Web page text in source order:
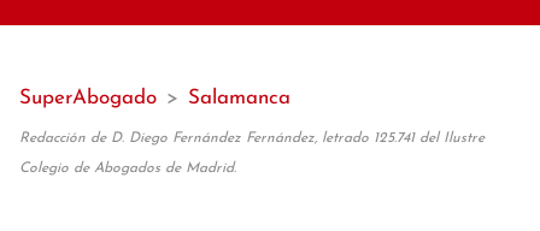
SuperAbogado > Salamanca
Redacción de D. Diego Fernández Fernández, letrado 125.741 del Ilustre
Colegio de Abogados de Madrid.